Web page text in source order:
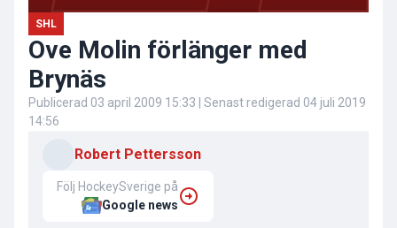
SHL
Ove Molin förlänger med
Brynäs
Publicerad 03 april 2009 15:33 | Senast redigerad 04 juli 2019
14:56
Robert Pettersson
Följ HockeySverige på
Google news